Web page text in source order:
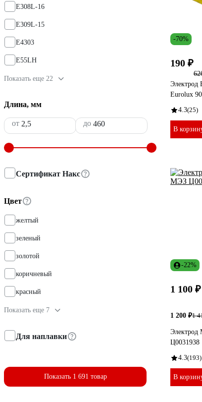
E308L-16
E309L-15
E4303
E55LH
Показать еще 22
Длина, мм
от до
Сертификат Накс
Цвет
желтый
зеленый
золотой
коричневый
красный
Показать еще 7
Для наплавки
Показать 1 691 товар
-70%
190 ₽
Eurolux
4.3(25)
В
-22%
1 100 ₽
1 200 ₽1
Ц0031938
4.3(193)
В